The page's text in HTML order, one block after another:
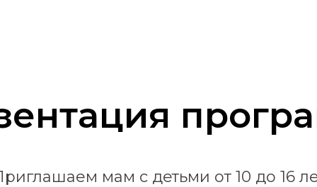
мам с детьми от 10 до 16